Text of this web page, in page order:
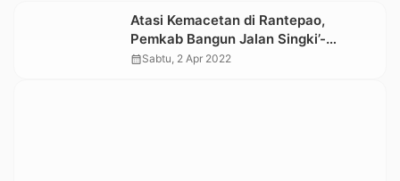
Atasi Kemacetan di Rantepao,
Pemkab Bangun Jalan Singki’-
Pemanikan
calendar_monthSabtu, 2 Apr 2022